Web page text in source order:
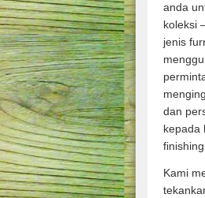
anda
koleksi
jenis
dan
kepada
Kami